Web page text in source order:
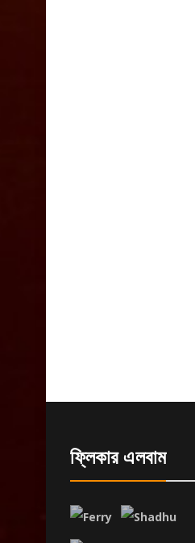
ফ্লিকার এলবাম